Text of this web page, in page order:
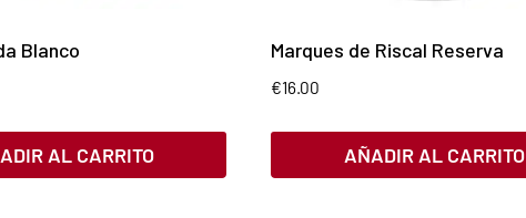
Blanco
AL CARRITO
Marques de Riscal Reserva
€16.00
AÑADIR AL CARRITO